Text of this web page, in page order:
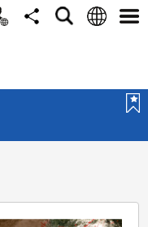
分
搜
语
选